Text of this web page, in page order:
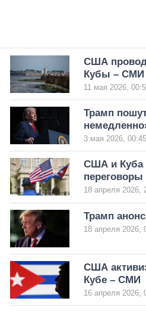
США
Кубы – СМИ
11 мая 2026,
Трамп
3 мая 2026, 00:45
США и Куба
18 апреля 2026,
Трамп
18 апреля 2026,
США
Кубе – СМИ
16 апреля 2026,